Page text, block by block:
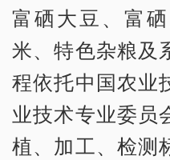
富硒大豆、富
米、特色杂粮及
程依托中国农业
业技术专业委员
植、加工、检测